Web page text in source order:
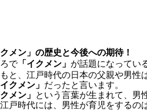
クメン」の歴史と今後への期待！
で 「イクメン」 が話題になってい
と、江戸時代の日本の父親や男性
イクメン」 だったと言います。
メン」
という言葉が生まれて、男
戸時代には、男性が育児をするの